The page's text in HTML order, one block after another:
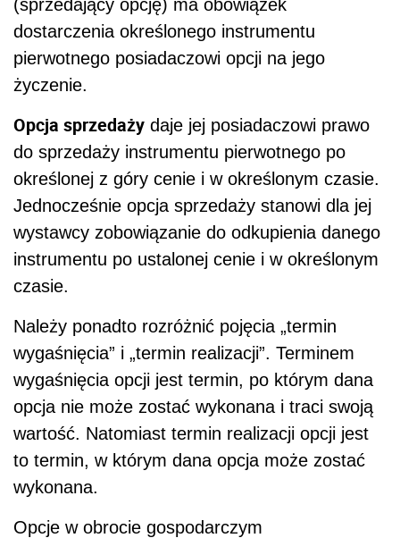
(sprzedający opcję) ma obowiązek
dostarczenia określonego instrumentu
pierwotnego posiadaczowi opcji na jego
życzenie.
Opcja sprzedaży daje jej posiadaczowi prawo
do sprzedaży instrumentu pierwotnego po
określonej z góry cenie i w określonym czasie.
Jednocześnie opcja sprzedaży stanowi dla jej
wystawcy zobowiązanie do odkupienia danego
instrumentu po ustalonej cenie i w określonym
czasie.
Należy ponadto rozróżnić pojęcia „termin
wygaśnięcia” i „termin realizacji”. Terminem
wygaśnięcia opcji jest termin, po którym dana
opcja nie może zostać wykonana i traci swoją
wartość. Natomiast termin realizacji opcji jest
to termin, w którym dana opcja może zostać
wykonana.
Opcje w obrocie gospodarczym